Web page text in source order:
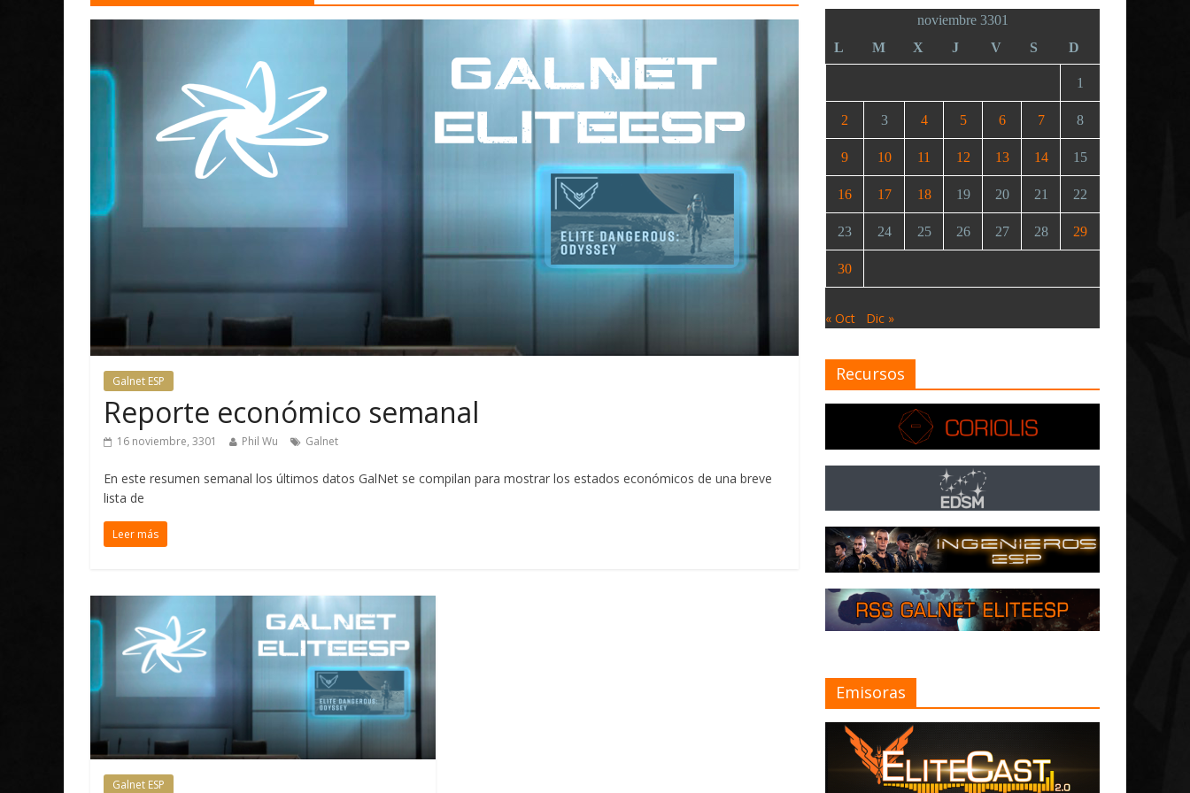
Galnet ESP
Reporte económico semanal
16 noviembre, 3301 Phil Wu Galnet
En este resumen semanal los últimos datos GalNet se compilan para mostrar los estados económicos de una breve
lista de
Leer más
Galnet ESP
noviembre 3301
L
M X J V S D
1
2 3 4 5 6 7 8
9 10 11 12 13 14 15
16 17 18 19 20 21 22
23 24 25 26 27 28 29
30
« Oct Dic »
Recursos
Emisoras